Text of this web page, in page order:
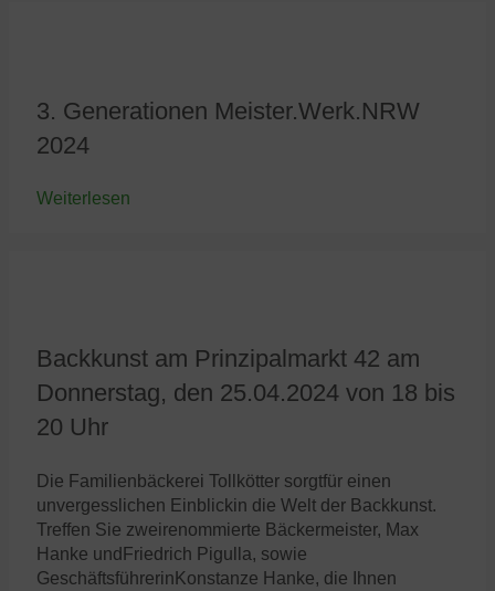
3. Generationen Meister.Werk.NRW
2024
Weiterlesen
Backkunst am Prinzipalmarkt 42 am
Donnerstag, den 25.04.2024 von 18 bis
20 Uhr
Die Familienbäckerei Tollkötter sorgtfür einen
unvergesslichen Einblickin die Welt der Backkunst.
Treffen Sie zweirenommierte Bäckermeister, Max
Hanke undFriedrich Pigulla, sowie
GeschäftsführerinKonstanze Hanke, die Ihnen